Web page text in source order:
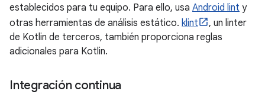
establecidos para tu equipo. Para ello, usa Android lint y
otras herramientas de análisis estático. klint
, un linter
de Kotlin de terceros, también proporciona reglas
adicionales para Kotlin.
Integración continua